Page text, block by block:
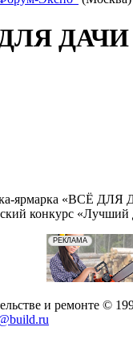
ДЛЯ ДАЧИ
ярмарка «ВСЁ
конкурс
и ремонте ©